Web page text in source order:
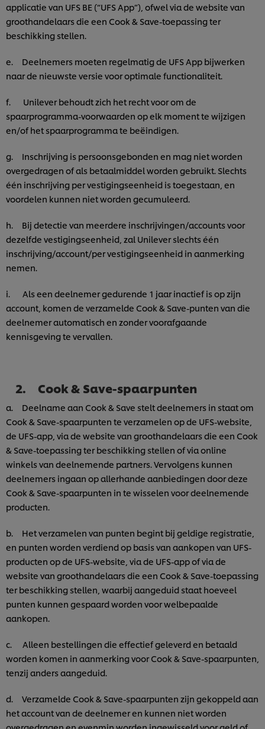
applicatie van UFS BE (“UFS App”), ofwel via de website van
groothandelaars die een Cook & Save-toepassing ter
beschikking stellen.
e. Deelnemers moeten regelmatig de UFS App bijwerken
naar de nieuwste versie voor optimale functionaliteit.
f. Unilever behoudt zich het recht voor om de
spaarprogramma-voorwaarden op elk moment te wijzigen
en/of het spaarprogramma te beëindigen.
g. Inschrijving is persoonsgebonden en mag niet worden
overgedragen of als betaalmiddel worden gebruikt. Slechts
één inschrijving per vestigingseenheid is toegestaan, en
voordelen kunnen niet worden gecumuleerd.
h. Bij detectie van meerdere inschrijvingen/accounts voor
dezelfde vestigingseenheid, zal Unilever slechts één
inschrijving/account/per vestigingseenheid in aanmerking
nemen.
i. Als een deelnemer gedurende 1 jaar inactief is op zijn
account, komen de verzamelde Cook & Save-punten van die
deelnemer automatisch en zonder voorafgaande
kennisgeving te vervallen.
2. Cook & Save-spaarpunten
a. Deelname aan Cook & Save stelt deelnemers in staat om
Cook & Save-spaarpunten te verzamelen op de UFS-website,
de UFS-app, via de website van groothandelaars die een Cook
& Save-toepassing ter beschikking stellen of via online
winkels van deelnemende partners. Vervolgens kunnen
deelnemers ingaan op allerhande aanbiedingen door deze
Cook & Save-spaarpunten in te wisselen voor deelnemende
producten.
b. Het verzamelen van punten begint bij geldige registratie,
en punten worden verdiend op basis van aankopen van UFS-
producten op de UFS-website, via de UFS-app of via de
website van groothandelaars die een Cook & Save-toepassing
ter beschikking stellen, waarbij aangeduid staat hoeveel
punten kunnen gespaard worden voor welbepaalde
aankopen.
c. Alleen bestellingen die effectief geleverd en betaald
worden komen in aanmerking voor Cook & Save-spaarpunten,
tenzij anders aangeduid.
d. Verzamelde Cook & Save-spaarpunten zijn gekoppeld aan
het account van de deelnemer en kunnen niet worden